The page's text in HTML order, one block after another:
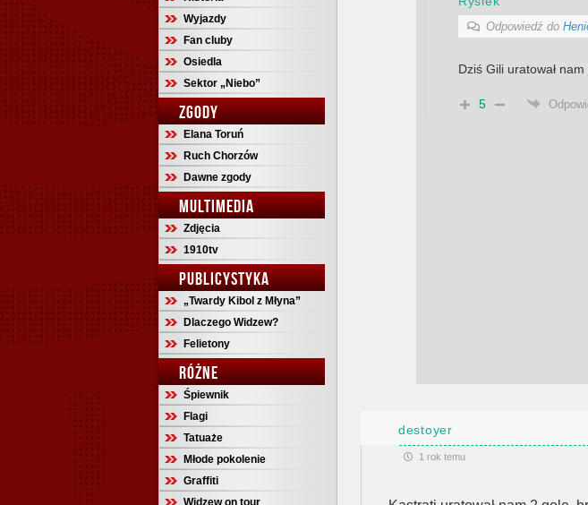
Wyjazdy
Fan cluby
Osiedla
Sektor „Niebo”
ZGODY
Elana Toruń
Ruch Chorzów
Dawne zgody
MULTIMEDIA
Zdjęcia
1910tv
PUBLICYSTYKA
„Twardy Kibol z Młyna”
Dlaczego Widzew?
Felietony
RÓŻNE
Śpiewnik
Flagi
Tatuaże
Młode pokolenie
Graffiti
Widzew on tour
Odpowiedź do
Dziś Gili uratował
5
destoyer
1 rok temu